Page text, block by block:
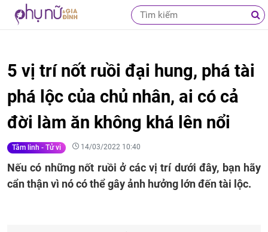
5 vị trí nốt ruồi đại hung, phá tài
phá lộc của chủ nhân, ai có cả
đời làm ăn không khá lên nổi
Tâm linh - Tử vi 14/03/2022 10:40
Nếu có những nốt ruồi ở các vị trí dưới đây, bạn hãy
cẩn thận vì nó có thể gây ảnh hưởng lớn đến tài lộc.